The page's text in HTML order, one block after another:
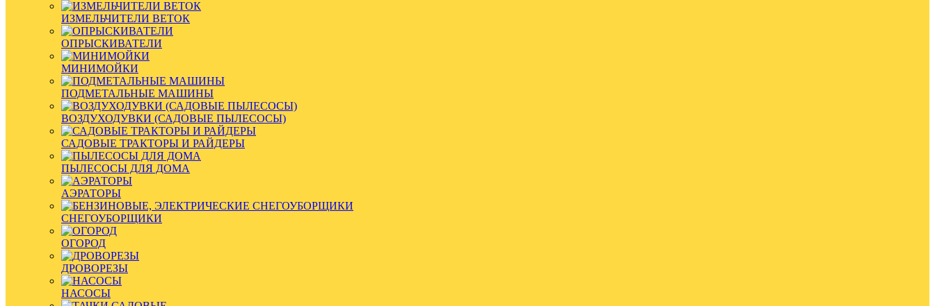
ИЗМЕЛЬЧИТЕЛИ ВЕТОК
ОПРЫСКИВАТЕЛИ
МИНИМОЙКИ
ПОДМЕТАЛЬНЫЕ МАШИНЫ
ВОЗДУХОДУВКИ (САДОВЫЕ ПЫЛЕСОСЫ)
САДОВЫЕ ТРАКТОРЫ И РАЙДЕРЫ
ПЫЛЕСОСЫ ДЛЯ ДОМА
АЭРАТОРЫ
СНЕГОУБОРЩИКИ
ОГОРОД
ДРОВОРЕЗЫ
НАСОСЫ